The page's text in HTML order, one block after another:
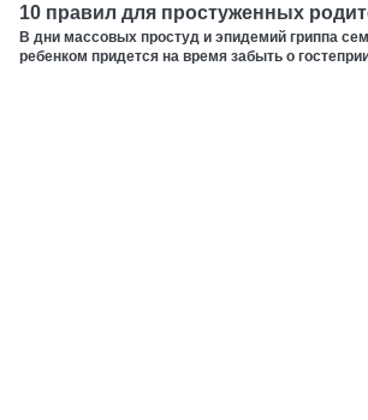
10 правил для простуженных
В дни массовых простуд и эпидемий гриппа
ребенком придется на время забыть о